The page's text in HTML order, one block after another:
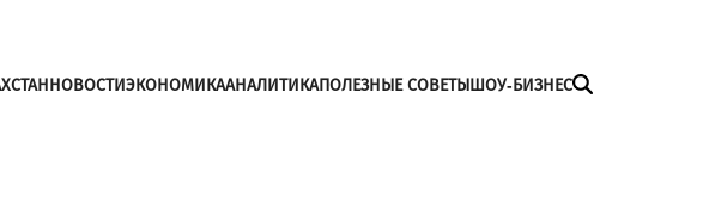
НОВОСТИЭКОНОМИКААНАЛИТИКАПОЛЕЗНЫЕ СОВЕТЫШОУ-БИЗНЕС